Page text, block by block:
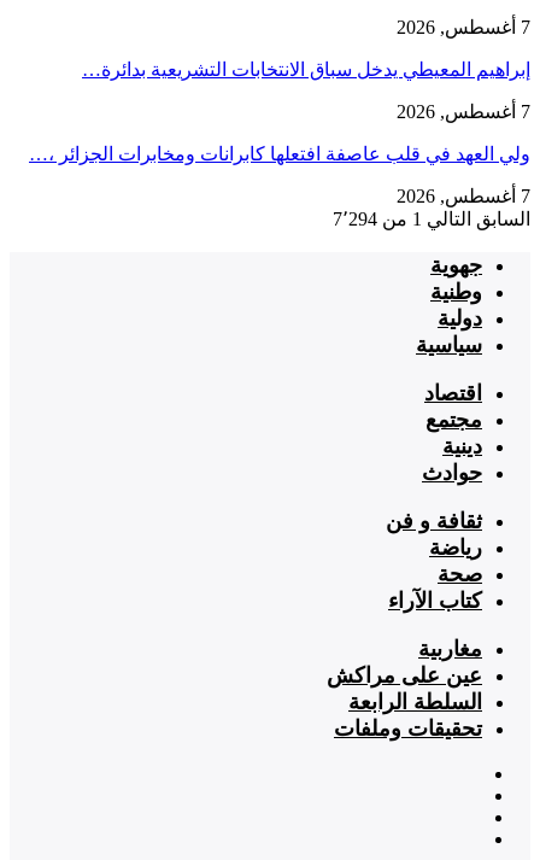
7 أغسطس, 2026
إبراهيم المعيطي يدخل سباق الانتخابات التشريعية بدائرة…
7 أغسطس, 2026
ولي العهد في قلب عاصفة افتعلها كابرانات ومخابرات الجزائر ،…
7 أغسطس, 2026
السابق التالي 1 من 7٬294
جهوية
وطنية
دولية
سياسية
اقتصاد
مجتمع
دينية
حوادث
ثقافة و فن
رياضة
صحة
كتاب الآراء
مغاربية
عين على مراكش
السلطة الرابعة
تحقيقات وملفات